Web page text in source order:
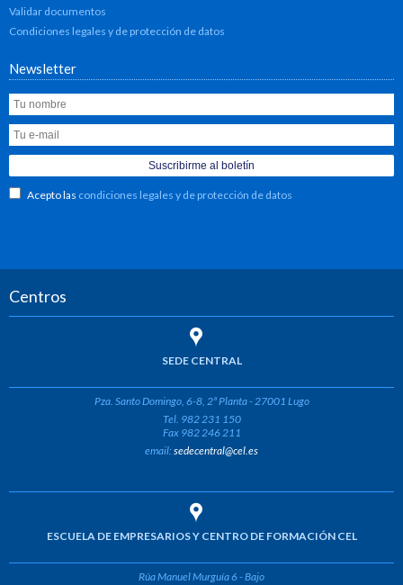
Validar documentos
Condiciones legales y de protección de datos
Newsletter
Acepto las condiciones legales y de protección de datos
Centros
SEDE CENTRAL
Pza. Santo Domingo, 6-8, 2ª Planta - 27001 Lugo
Tel. 982 231 150
Fax 982 246 211
email:sedecentral@cel.es
ESCUELA DE EMPRESARIOS Y CENTRO DE FORMACIÓN CEL
Rúa Manuel Murguía 6 - Bajo